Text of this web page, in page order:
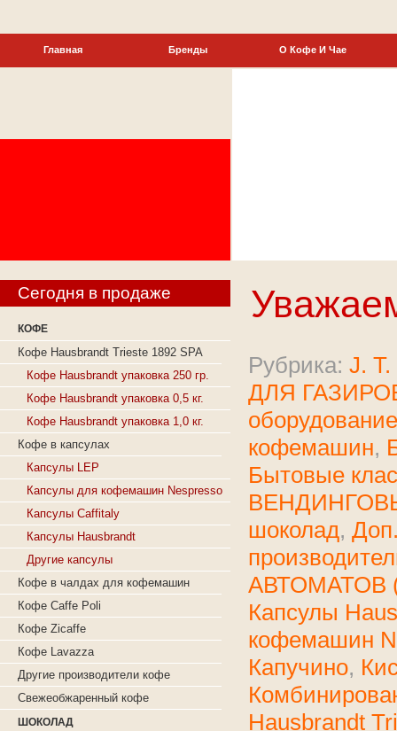
Главная Бренды О Кофе И Чае
Сегодня в продаже
КОФЕ
Кофе Hausbrandt Trieste 1892 SPA
Кофе Hausbrandt упаковка 250 гр.
Кофе Hausbrandt упаковка 0,5 кг.
Кофе Hausbrandt упаковка 1,0 кг.
Кофе в капсулах
Капсулы LEP
Капсулы для кофемашин Nespresso
Капсулы Caffitaly
Капсулы Hausbrandt
Другие капсулы
Кофе в чалдах для кофемашин
Кофе Caffe Poli
Кофе Zicaffe
Кофе Lavazza
Другие производители кофе
Свежеобжаренный кофе
ШОКОЛАД
Рубрика: J.
ДЛЯ
оборудование
кофемашин,
Бытовые
шоколад,
АВТОМАТОВ
Капсулы
кофемашин
Капучино,
Hausbrandt